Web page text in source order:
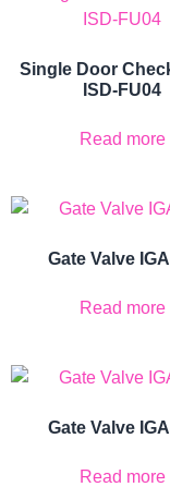
Single Door
ISD-FU04
Read more
Gate Valve
Read more
Gate Valve
Read more